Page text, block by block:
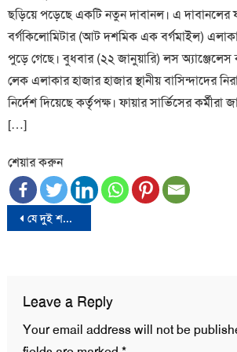
ছড়িয়ে পড়েছে একটি নতুন দাবানল। এ
বর্গকিলোমিটার (আট দশমিক এক বর্গমাইল)
পুড়ে গেছে। বুধবার (২২ জানুয়ারি) লস অ্যাঞ্জেলেস
লেক এলাকার হাজার হাজার স্থানীয় বাসিন্দাদের
নির্দেশ দিয়েছে কর্তৃপক্ষ। ফায়ার সার্ভিসের কর্মীরা
[…]
শেয়ার করুন
Post
যে দুই শর্তে সপ্তাহে ৭ দিনই বাসে হাফ ভাড়া শিক্ষার্থীদের
Leave a Reply
Your email address will not be